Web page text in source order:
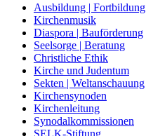
Ausbildung | Fortbildung
Kirchenmusik
Diaspora | Bauförderung
Seelsorge | Beratung
Christliche Ethik
Kirche und Judentum
Sekten | Weltanschauung
Kirchensynoden
Kirchenleitung
Synodalkommissionen